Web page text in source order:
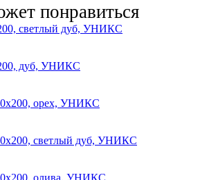
понравиться
светлый дуб, УНИКС
дуб, УНИКС
орех, УНИКС
светлый дуб, УНИКС
олива, УНИКС